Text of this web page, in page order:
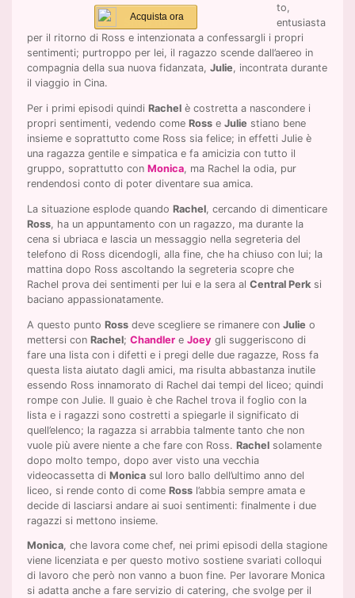
Acquista ora
to,
entusiasta
per il ritorno di Ross e intenzionata a confessargli i propri
sentimenti; purtroppo per lei, il ragazzo scende dall’aereo in
compagnia della sua nuova fidanzata,Julie, incontrata durante
il viaggio in Cina.
Per i primi episodi quindi Rachel è costretta a nascondere i
propri sentimenti, vedendo come Ross eJulie stiano bene
insieme e soprattutto come Ross sia felice; in effetti Julie è
una ragazza gentile e simpatica e fa amicizia con tutto il
gruppo, soprattutto conMonica, ma Rachel la odia, pur
rendendosi conto di poter diventare sua amica.
La situazione esplode quando Rachel, cercando di dimenticare
Ross, ha un appuntamento con un ragazzo, ma durante la
cena si ubriaca e lascia un messaggio nella segreteria del
telefono di Ross dicendogli, alla fine, che ha chiuso con lui; la
mattina dopo Ross ascoltando la segreteria scopre che
Rachel prova dei sentimenti per lui e la sera alCentral Perk si
baciano appassionatamente.
A questo puntoRoss deve scegliere se rimanere conJulie o
mettersi conRachel;Chandler eJoey gli suggeriscono di
fare una lista con i difetti e i pregi delle due ragazze, Ross fa
questa lista aiutato dagli amici, ma risulta abbastanza inutile
essendo Ross innamorato di Rachel dai tempi del liceo; quindi
rompe con Julie. Il guaio è che Rachel trova il foglio con la
lista e i ragazzi sono costretti a spiegarle il significato di
quell’elenco; la ragazza si arrabbia talmente tanto che non
vuole più avere niente a che fare con Ross.Rachel solamente
dopo molto tempo, dopo aver visto una vecchia
videocassetta diMonica sul loro ballo dell’ultimo anno del
liceo, si rende conto di comeRoss l’abbia sempre amata e
decide di lasciarsi andare ai suoi sentimenti: finalmente i due
ragazzi si mettono insieme.
Monica, che lavora come chef, nei primi episodi della stagione
viene licenziata e per questo motivo sostiene svariati colloqui
di lavoro che però non vanno a buon fine. Per lavorare Monica
si adatta anche a fare servizio di catering, che svolge per il